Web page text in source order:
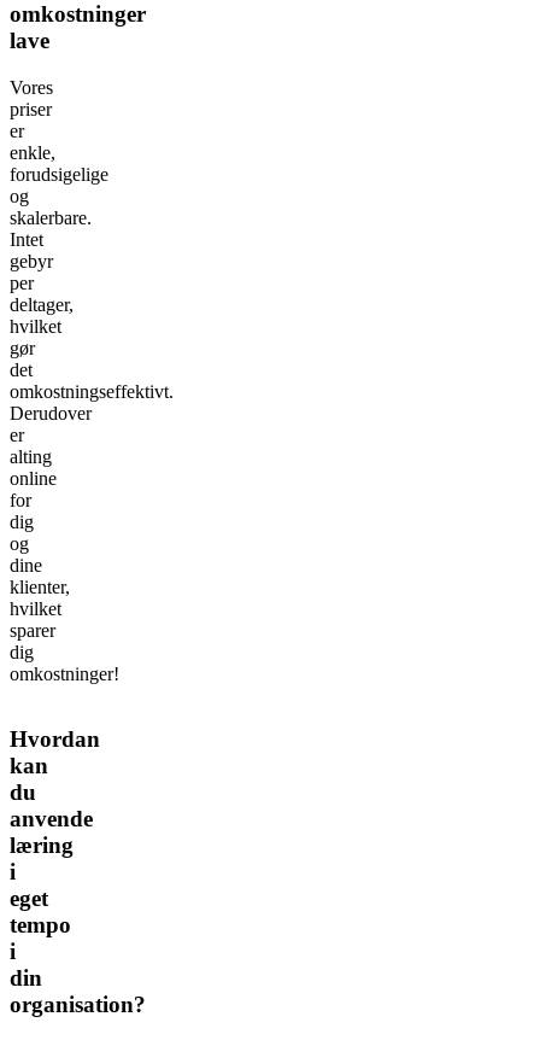
omkostninger
lave
Vores
priser
er
enkle,
forudsigelige
og
skalerbare.
Intet
gebyr
per
deltager,
hvilket
gør
det
omkostningseffektivt.
Derudover
er
alting
online
for
dig
og
dine
klienter,
hvilket
sparer
dig
omkostninger!
Hvordan
kan
du
anvende
læring
i
eget
tempo
i
din
organisation?